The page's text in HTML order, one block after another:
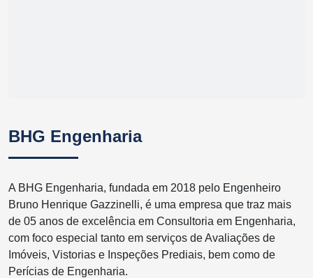
BHG Engenharia
A BHG Engenharia, fundada em 2018 pelo Engenheiro
Bruno Henrique Gazzinelli, é uma empresa que traz mais
de 05 anos de excelência em Consultoria em Engenharia,
com foco especial tanto em serviços de Avaliações de
Imóveis, Vistorias e Inspeções Prediais, bem como de
Perícias de Engenharia.